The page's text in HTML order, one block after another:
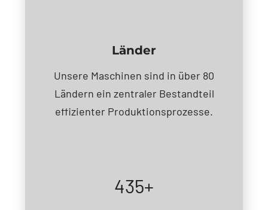
Länder
Unsere Maschinen sind in über 80
Ländern ein zentraler Bestandteil
effizienter Produktionsprozesse.
435+